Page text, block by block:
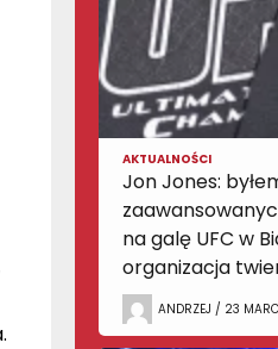
AKTUALNOŚCI
Jon Jones:
na galę UFC w
organizacja
ANDRZEJ / 23